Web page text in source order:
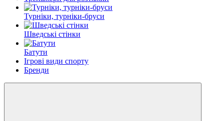
Турніки, турніки-бруси
Шведські стінки
Батути
Ігрові види спорту
Бренди